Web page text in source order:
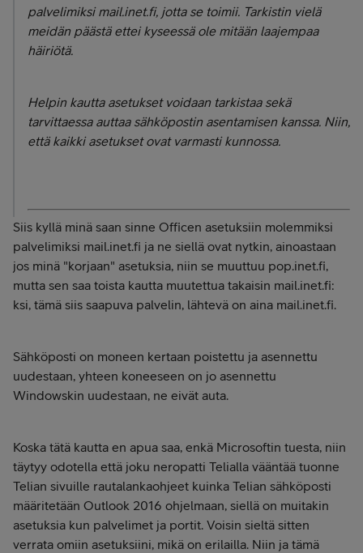
palvelimiksi mail.inet.fi, jotta se toimii. Tarkistin vielä
meidän päästä ettei kyseessä ole mitään laajempaa
häiriötä.
Helpin kautta asetukset voidaan tarkistaa sekä
tarvittaessa auttaa sähköpostin asentamisen kanssa. Niin,
että kaikki asetukset ovat varmasti kunnossa.
Siis kyllä minä saan sinne Officen asetuksiin molemmiksi
palvelimiksi mail.inet.fi ja ne siellä ovat nytkin, ainoastaan
jos minä "korjaan" asetuksia, niin se muuttuu pop.inet.fi,
mutta sen saa toista kautta muutettua takaisin mail.inet.fi:
ksi, tämä siis saapuva palvelin, lähtevä on aina mail.inet.fi.
Sähköposti on moneen kertaan poistettu ja asennettu
uudestaan, yhteen koneeseen on jo asennettu
Windowskin uudestaan, ne eivät auta.
Koska tätä kautta en apua saa, enkä Microsoftin tuesta, niin
täytyy odotella että joku neropatti Telialla vääntää tuonne
Telian sivuille rautalankaohjeet kuinka Telian sähköposti
määritetään Outlook 2016 ohjelmaan, siellä on muitakin
asetuksia kun palvelimet ja portit. Voisin sieltä sitten
verrata omiin asetuksiini, mikä on erilailla. Niin ja tämä